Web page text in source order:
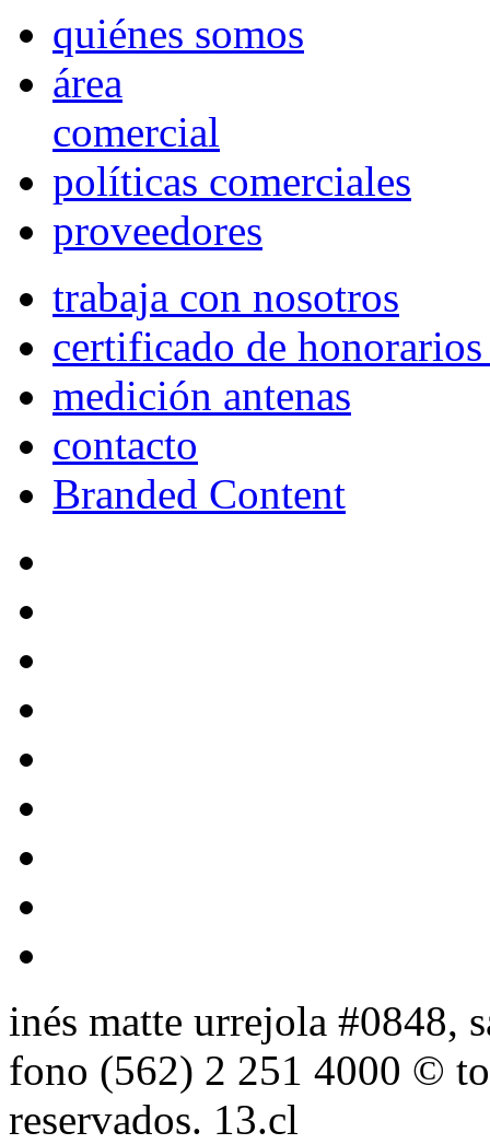
quiénes somos
área
comercial
políticas comerciales
proveedores
trabaja con nosotros
certificado de
medición antenas
contacto
Branded Content
inés matte urrejola #0848,
fono (562) 2 251 4000 ©
reservados. 13.cl